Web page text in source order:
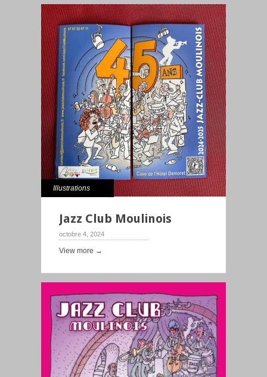
Illustrations
Jazz Club Moulinois
octobre 4, 2024
View more →